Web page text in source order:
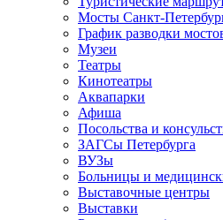
Мосты Санкт-
График разводки
Музеи
Театры
Кинотеатры
Аквапарки
Афиша
Посольства и
ЗАГСы Петербурга
ВУЗы
Больницы и
Выставочные центры
Выставки